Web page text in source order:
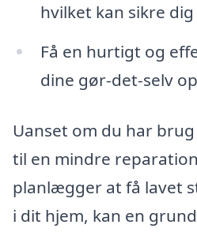
hvilket kan sikre
Få en hurtigt og
dine gør-det-selv
Uanset om du har
til en mindre
planlægger at få lavet
i dit hjem, kan en